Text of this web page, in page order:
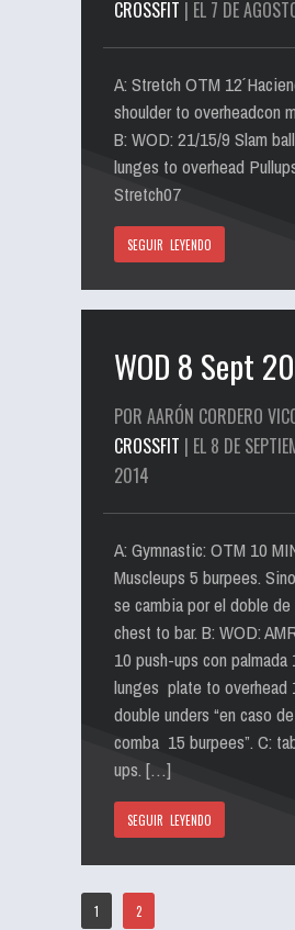
CROSSFIT | EL 7 DE
A: Stretch OTM 12´
shoulder to overheadcon
B: WOD: 21/15/9 Slam
lunges to overhead
Stretch07
SEGUIR LEYENDO
WOD 8 Sept
POR AARÓN CORDERO
CROSSFIT | EL 8 DE
2014
A: Gymnastic: OTM 10
Muscleups 5 burpees.
se cambia por el doble de
chest to bar. B: WOD:
10 push-ups con palmada
lunges plate to overhead
double unders “en caso
comba 15 burpees”. C:
ups. […]
SEGUIR LEYENDO
1 2